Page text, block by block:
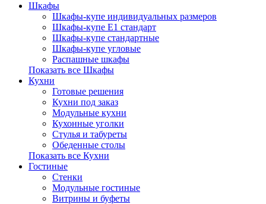
Шкафы
Шкафы-купе индивидуальных размеров
Шкафы-купе Е1 стандарт
Шкафы-купе стандартные
Шкафы-купе угловые
Распашные шкафы
Показать все Шкафы
Кухни
Готовые решения
Кухни под заказ
Модульные кухни
Кухонные уголки
Стулья и табуреты
Обеденные столы
Показать все Кухни
Гостиные
Стенки
Модульные гостиные
Витрины и буфеты